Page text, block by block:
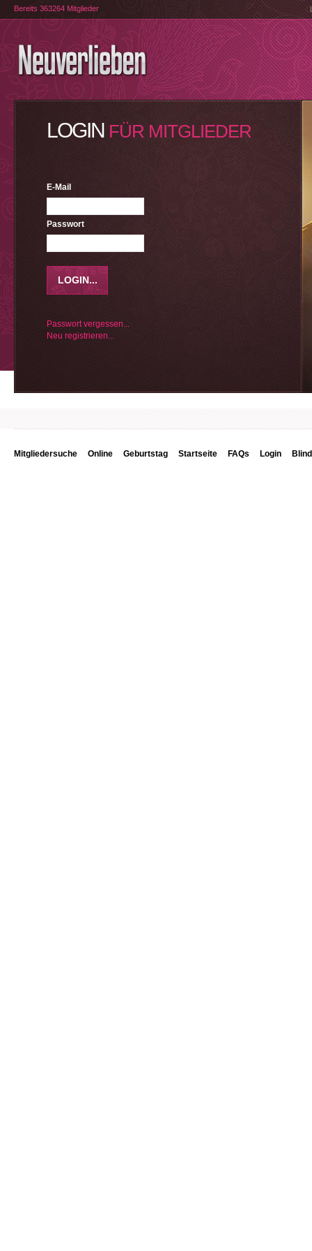
Bereits 363264 Mitglieder
LOGIN FÜR MITGLIEDER
E-Mail
Passwort
Passwort vergessen...
Neu registrieren...
Mitgliedersuche Online Geburtstag Startseite FAQs Login